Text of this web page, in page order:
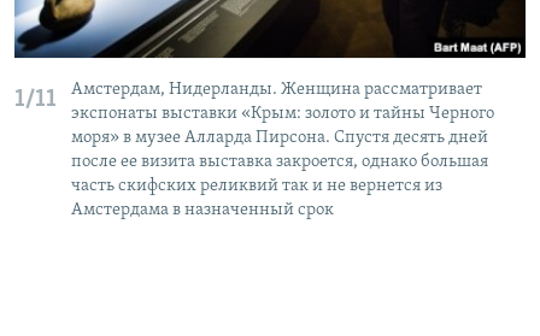
1/11
Амстердам, Нидерланды. Женщина рассматривает
экспонаты выставки «Крым: золото и тайны Черного
моря» в музее Алларда Пирсона. Спустя десять дней
после ее визита выставка закроется, однако большая
часть скифских реликвий так и не вернется из
Амстердама в назначенный срок